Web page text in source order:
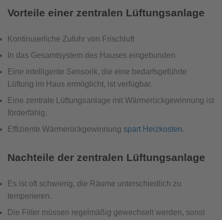
Vorteile einer zentralen Lüftungsanlage
Kontinuierliche Zufuhr von Frischluft
In das Gesamtsystem des Hauses eingebunden
Eine intelligente Sensorik, die eine bedarfsgeführte
Lüftung im Haus ermöglicht, ist verfügbar.
Eine zentrale Lüftungsanlage mit Wärmerückgewinnung ist
förderfähig.
Effiziente Wärmerückgewinnung spart Heizkosten.
Nachteile der zentralen Lüftungsanlage
Es ist oft schwierig, die Räume unterschiedlich zu
temperieren.
Die Filter müssen regelmäßig gewechselt werden, sonst